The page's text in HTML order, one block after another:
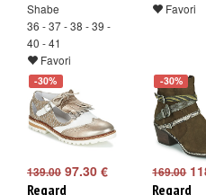
Shabe
36 - 37 - 38 - 39 -
40 - 41
Favori
Favori
-30%
139.00 97.30 €
Regard
-30%
169.00
Regard